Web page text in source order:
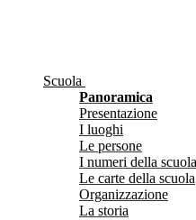
Scuola
Panoramica
Presentazione
I luoghi
Le persone
I numeri della scuola
Le carte della scuola
Organizzazione
La storia